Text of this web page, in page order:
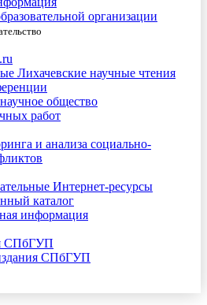
организации
Лихачевские научные чтения
общество
работ
и анализа социально-
Интернет-ресурсы
каталог
информация
СПбГУП
СПбГУП